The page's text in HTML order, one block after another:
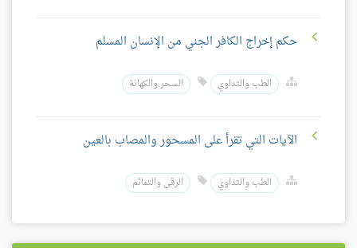
حكم إخراج الكافر الجني من الإنسان المسلم
الطب والتداوي السحر والكهانة
الآيات التي تقرأ على المسحور والمصاب بالعين
الطب والتداوي الرقى والتمائم